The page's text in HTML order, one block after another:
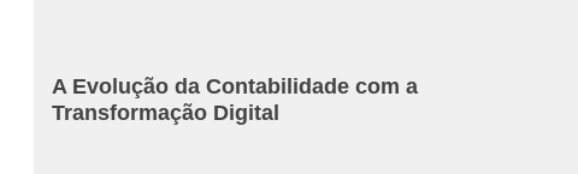
A Evolução da Contabilidade com a
Transformação Digital